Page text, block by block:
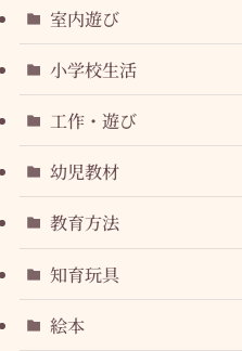
室内遊び
小学校生活
工作・遊び
幼児教材
教育方法
知育玩具
絵本